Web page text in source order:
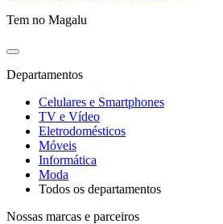
Tem no Magalu
Departamentos
Celulares e Smartphones
TV e Vídeo
Eletrodomésticos
Móveis
Informática
Moda
Todos os departamentos
Nossas marcas e parceiros